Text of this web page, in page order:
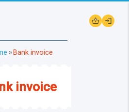
shopping_basket login
double_arrow Bank invoice
invoice